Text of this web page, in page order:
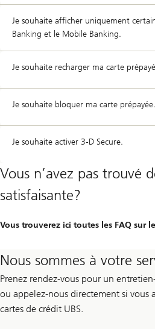
Je souhaite afficher uniquement
Banking et le Mobile Banking.
Je souhaite recharger ma carte
Je souhaite bloquer ma carte prépayée.
Je souhaite activer 3-D Secure.
Vous n’avez pas trouvé
satisfaisante?
Vous trouverez ici toutes les FAQ sur
Nous sommes à votre
Prenez rendez-vous pour un
ou appelez-nous directement si vous
cartes de crédit UBS.